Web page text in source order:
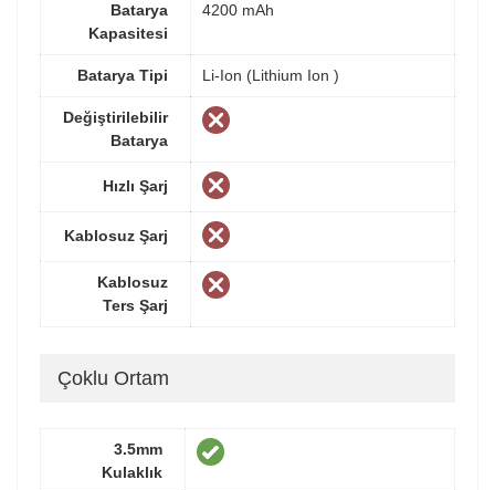
Batarya
Kapasitesi
4200 mAh
Batarya Tipi Li-Ion (Lithium Ion )
Değiştirilebilir
Batarya
Hızlı Şarj
Kablosuz Şarj
Kablosuz
Ters Şarj
Çoklu Ortam
3.5mm
Kulaklık